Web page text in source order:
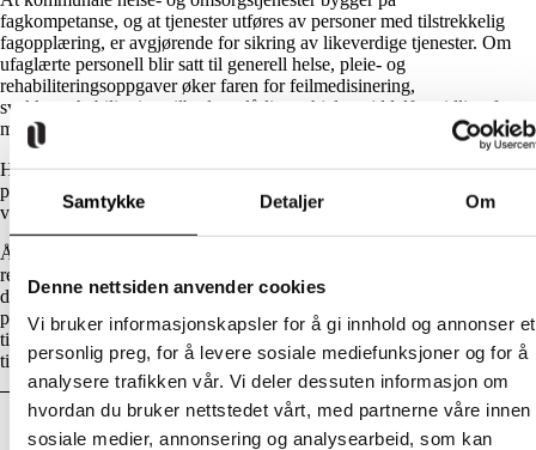
Samtykke Detaljer Om
Denne nettsiden anvender cookies
Vi bruker informasjonskapsler for å gi innhold og annonser et
personlig preg, for å levere sosiale mediefunksjoner og for å
analysere trafikken vår. Vi deler dessuten informasjon om
hvordan du bruker nettstedet vårt, med partnerne våre innen
sosiale medier, annonsering og analysearbeid, som kan
fagkompetanse, og at tjenester utføres av personer med tilstrekkelig
fagopplæring, er avgjørende for sikring av likeverdige tjenester. Om
ufaglærte personell blir satt til generell helse, pleie- og
rehabiliteringsoppgaver øker faren for feilmedisinering,
svekket rehabiliteringstilbud og dårligere hjelpemiddelformidling for
mennesker med funksjonsnedsettelser, kronisk syke og eldre.
Har man ikke lenger tilgang til for eksempel
psykolog eller ergoterapeut, risikerer man at det for enkelte grupper blir
vanskeligere å delta i samfunnslivet på en likeverdig måte.
Å sikre likestilling og ikke-diskriminering er grunnlovfestede
rettigheter. I vårt høringssvar ber vi kommisjonen ta likestilling, ikke-
diskriminering, og menneskerettigheter inn som et grunnleggende
perspektiv i sitt videre arbeid, og oppfordrer kommisjonen
til å vektlegge disse perspektivene også i sine konsekvensanalyser av
tiltak som foreslås.
Relaterte artikler